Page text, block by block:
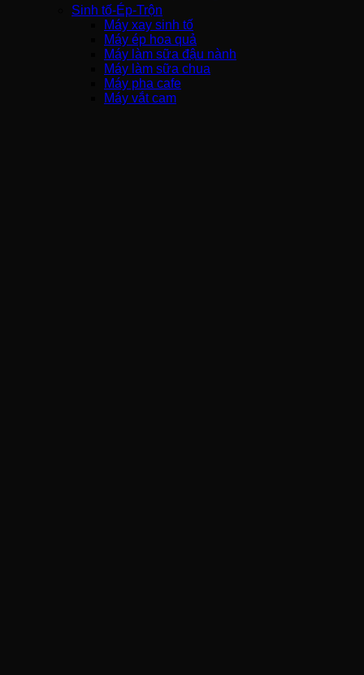
Sinh tố-Ép-Trộn
Máy xay sinh tố
Máy ép hoa quả
Máy làm sữa đậu nành
Máy làm sữa chua
Máy pha cafe
Máy vắt cam